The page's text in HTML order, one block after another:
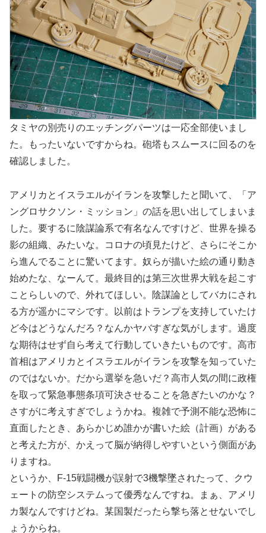
タミヤの別売りのエッチングパーツは一応全部使いまし
た。もったいないですからね。砲塔もスムースに回るのを
確認しました。
アメリカとイスラエルがイランを攻撃したと聞いて、「ア
ングロサクソン・ミッション」の話を思い出してしまいま
した。要するに陰謀論系で有名なんですけど、世界を操る
影の組織、みたいな。コロナの頃見たけど、さらにそこか
ら進んでることに驚いてます。奴らが描いた絵の通り動き
始めたな、なーんて。最終目的は第三次世界大戦を起こす
ことらしいので、外れてほしい。陰謀論としてバカにされ
る方が遥かにマシです。以前はトランプを支持していたけ
ど今はどうなんだろ？なんかヤバすぎな気がします。過度
な期待はせず自ら考えて行動していきたいものです。高市
首相はアメリカとイスラエルがイランを攻撃を知っていた
のではないか。だから選挙を急いだ？高市人気の間に政権
を取って緊急事態条項可決させることを急ぎたいのかな？
さすがに考えすぎでしょうかね。複雑で予測不能な恐怖に
直面したとき、あらかじめ誰かが書いた絵（計画）がある
と考えた方が、かえって脳が納得しやすいという側面があ
りますね。
というか、F-15戦闘機が誤射で3機撃墜されたって、クウ
ェートの防空システムって優秀なんですね。まぁ、アメリ
カ製なんですけどね。某国製だったら撃ち落とせないでし
ょうからね。